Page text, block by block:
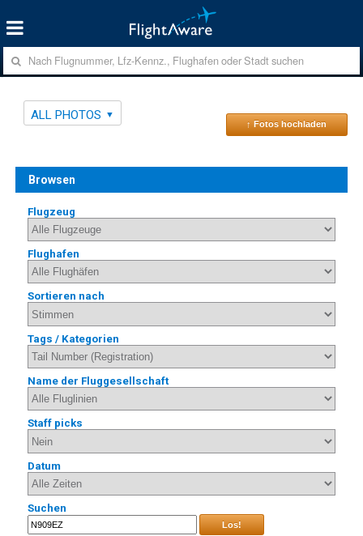
ALL PHOTOS
↑ Fotos hochladen
Browsen
Flugzeug
Flughafen
Sortieren nach
Tags / Kategorien
Name der Fluggesellschaft
Staff picks
Datum
Suchen
Los!